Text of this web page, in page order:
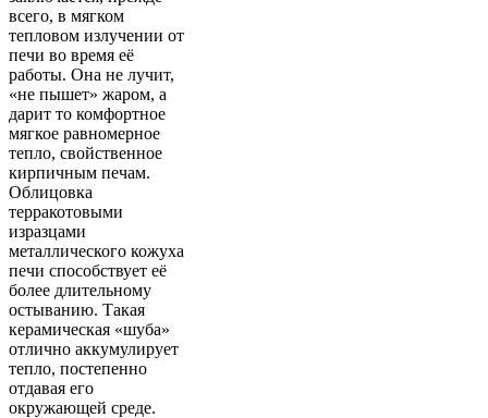
всего, в мягком
тепловом излучении от
печи во время её
работы. Она не лучит,
«не пышет» жаром, а
дарит то комфортное
мягкое равномерное
тепло, свойственное
кирпичным печам.
Облицовка
терракотовыми
изразцами
металлического кожуха
печи способствует её
более длительному
остыванию. Такая
керамическая «шуба»
отлично аккумулирует
тепло, постепенно
отдавая его
окружающей среде.